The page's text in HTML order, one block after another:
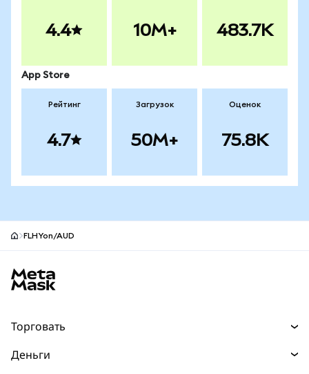
4.4 10M+ 483.7K
App Store
Рейтинг
4.7
Загрузок
50M+
Оценок
75.8K
FLHYon/AUD
Торговать
Деньги